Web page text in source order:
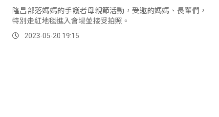
隆昌部落媽媽的手護者母親節活動，受邀的媽媽、長輩們，
特別走紅地毯進入會場並接受拍照。
2023-05-20 19:15